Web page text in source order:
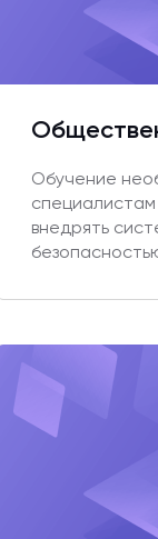
Обучение
специалистам
внедрять